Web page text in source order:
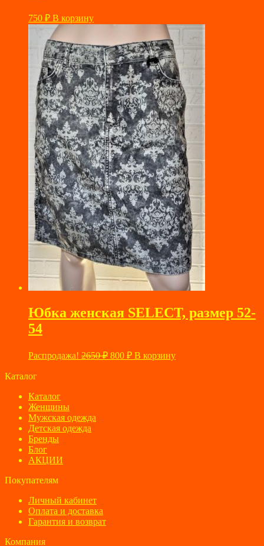
750 ₽ В корзину
Юбка женская SELECT, размер 52-
54
Распродажа! 2650₽ Первоначальная
800 ₽Текущая
цена:
В корзину
Каталог
Каталог
Женщины
Мужская одежда
Детская одежда
Бренды
Блог
АКЦИИ
Покупателям
Личный кабинет
Оплата и доставка
Гарантия и возврат
Компания